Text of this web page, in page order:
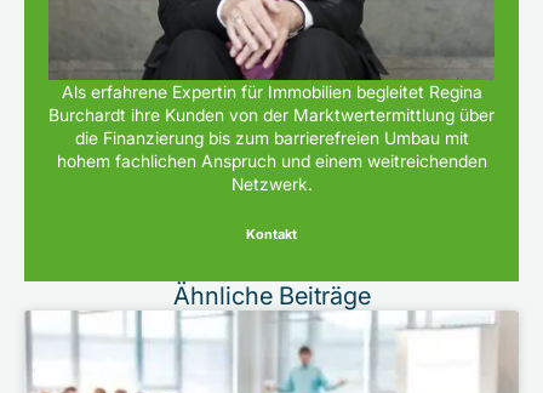
Als erfahrene Expertin für Immobilien begleitet Regina
Burchardt ihre Kunden von der Marktwertermittlung über
die Finanzierung bis zum barrierefreien Umbau mit
hohem fachlichen Anspruch und einem weitreichenden
Netzwerk.
Kontakt
Ähnliche Beiträge